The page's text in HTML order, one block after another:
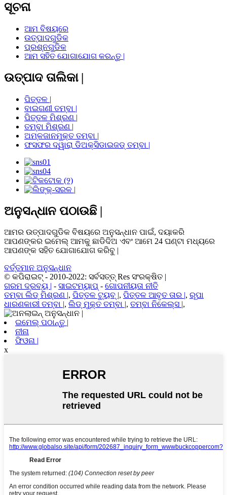
ସୂଚନା
ଆମ ବିଷୟରେ
ଉତ୍ପାଦଗୁଡିକ
ପ୍ରଶ୍ନଗୁଡିକ
ଆମ ସହିତ ଯୋଗାଯୋଗ କରନ୍ତୁ |
ଉତ୍ପାଦ ତାଲିକା |
ପିତ୍ତଳ |
ବାଇଗଣୀ ତମ୍ବା |
ପିତ୍ତଳ ମିଶ୍ରଣ |
ତମ୍ବା ମିଶ୍ରଣ |
ଅମ୍ଳଜାନମୁକ୍ତ ତମ୍ବା |
ଫସଫର ଦ୍ୱାରା ଡିଅକ୍ସିଡାଇଜଡ୍ ତମ୍ବା |
ଅନୁସନ୍ଧାନ ପଠାଉଛି |
ଆମର ଉତ୍ପାଦଗୁଡିକ ବିଷୟରେ ଅନୁସନ୍ଧାନ ପାଇଁ, ଦୟାକରି
ଆପଣଙ୍କର ଇମେଲ୍ ଆମକୁ ଛାଡିଦିଅ ଏବଂ ଆମେ 24 ଘଣ୍ଟା ମଧ୍ୟରେ
ଆପଣଙ୍କ ସହିତ ଯୋଗାଯୋଗ କରିବୁ |
ବର୍ତ୍ତମାନ ଅନୁସନ୍ଧାନ
© କପିରାଇଟ୍ - 2010-2022: ସର୍ବସତ୍ତ୍ Res ସଂରକ୍ଷିତ |
ଗରମ ଦ୍ରବ୍ୟ | - ସାଇଟମ୍ୟାପ୍ - ଗୋପନୀୟତା ନୀତି
ତମ୍ବା ଲିଡ୍ ମିଶ୍ରଣ |, ପିତ୍ତଳ ଟ୍ୟୁବ୍ |, ପିତ୍ତଳ ଆବୃତ ତାର |, ରୂପା
ଧାରଣକାରୀ ତମ୍ବା |, ଲିଡ୍ ମୁକ୍ତ ତମ୍ବା |, ତମ୍ବା ନିକେଲ୍ସ |,
ଇମେଲ୍ ପଠାନ୍ତୁ |
ନୀନା
ଫିଓନା |
x